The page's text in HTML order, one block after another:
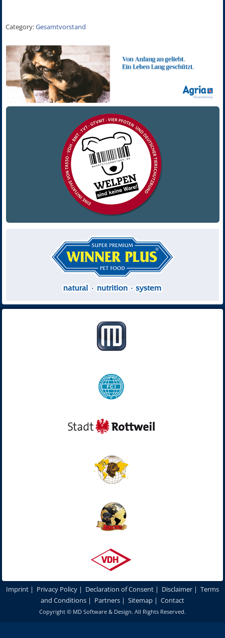
Category:Gesamtvorstand
Imprint | Privacy Policy | Declaration of Consent | Disclaimer | Terms
and Conditions | Partners | Sitemap | Contact
Copyright © MD Software & Design. All Rights Reserved.